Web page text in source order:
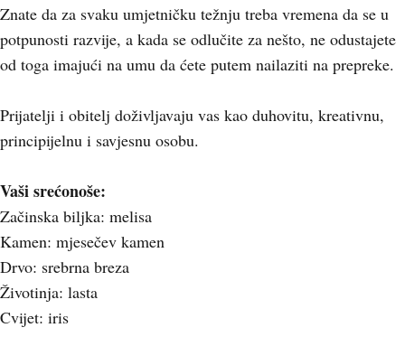
Znate da za svaku umjetničku težnju treba vremena da se u
potpunosti razvije, a kada se odlučite za nešto, ne odustajete
od toga imajući na umu da ćete putem nailaziti na prepreke.
Prijatelji i obitelj doživljavaju vas kao duhovitu, kreativnu,
principijelnu i savjesnu osobu.
Vaši srećonoše:
Začinska biljka: melisa
Kamen: mjesečev kamen
Drvo: srebrna breza
Životinja: lasta
Cvijet: iris